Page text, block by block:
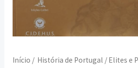
Início / História de Portugal / Elites e